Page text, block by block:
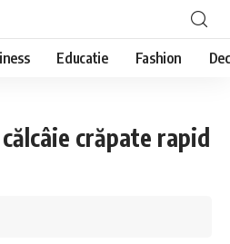
Educatie Fashion
crăpate rapid